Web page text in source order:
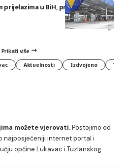
prijelazima u BiH, preporuka
Prikaži više
Aktuelnosti Izdvojeno
možete vjerovati.Postojimo od
najposjećeniji internet portal i
općine Lukavac i Tuzlanskog